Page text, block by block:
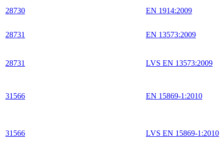
28730 EN 1914:2009
28731 EN 13573:2009
28731 LVS EN 13573:2009
31566 EN 15869-1:2010
31566 LVS EN 15869-1:2010